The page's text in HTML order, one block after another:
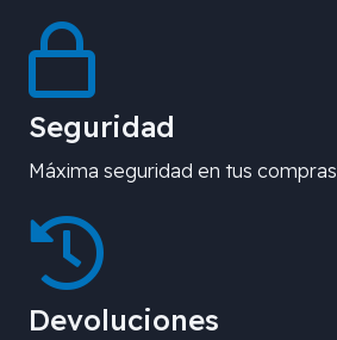
Seguridad
Máxima seguridad en tus compras
Devoluciones